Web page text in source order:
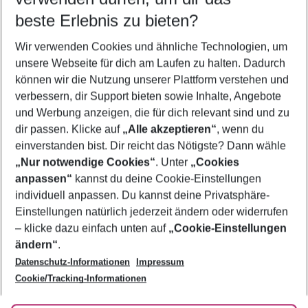
Last Minute Litauen
Urlaub Litauen
Flug & Hotel Litauen
Pauschalreisen Litauen
Städtereisen Litauen
Footer
Footer navigation
Über uns
AGB
Bestpreisgarantie
Cookie-Einstellungen ändern
Cookie-Richtlinie
Agenturbetreuung
Barrierefreies Reisen
Folge uns
beste Erlebnis zu bieten?
Wir verwenden Cookies und ähnliche Technologien, um
unsere Webseite für dich am Laufen zu halten. Dadurch
können wir die Nutzung unserer Plattform verstehen und
verbessern, dir Support bieten sowie Inhalte, Angebote
und Werbung anzeigen, die für dich relevant sind und zu
dir passen. Klicke auf „Alle akzeptieren“, wenn du
einverstanden bist. Dir reicht das Nötigste? Dann wähle
„Nur notwendige Cookies“. Unter „Cookies
anpassen“ kannst du deine Cookie-Einstellungen
individuell anpassen. Du kannst deine Privatsphäre-
Einstellungen natürlich jederzeit ändern oder widerrufen
– klicke dazu einfach unten auf „Cookie-Einstellungen
ändern“.
Datenschutz-Informationen
Impressum
Cookie/Tracking-Informationen